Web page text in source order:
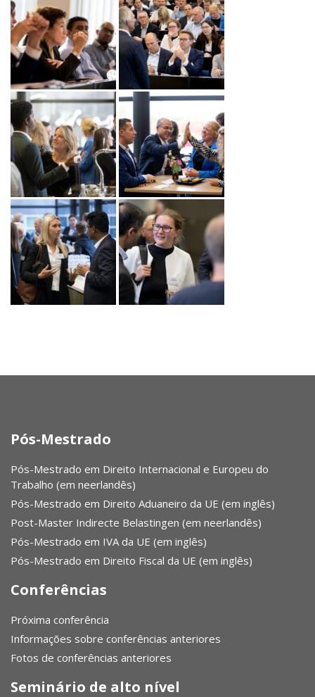
Pós-Mestrado
Pós-Mestrado em Direito Internacional e Europeu do
Trabalho (em neerlandês)
Pós-Mestrado em Direito Aduaneiro da UE (em inglês)
Post-Master Indirecte Belastingen (em neerlandês)
Pós-Mestrado em IVA da UE (em inglês)
Pós-Mestrado em Direito Fiscal da UE (em inglês)
Conferências
Próxima conferência
Informações sobre conferências anteriores
Fotos de conferências anteriores
Seminário de alto nível